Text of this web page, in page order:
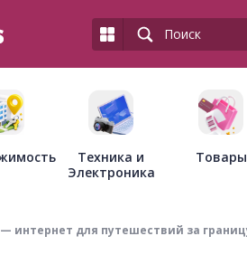
Техника и
Электроника
Товары
интернет для путешествий за